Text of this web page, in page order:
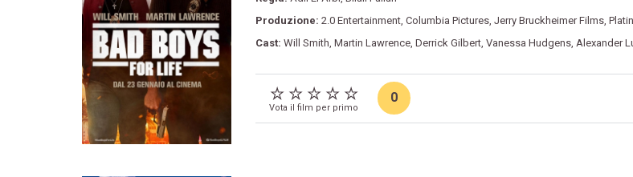
Produzione: 2.0 Entertainment, Columbia Pictures, Jerry Bruckheimer Films,
Cast: Will Smith, Martin Lawrence, Derrick Gilbert, Vanessa Hudgens, Alexander
Vota il film per primo
0